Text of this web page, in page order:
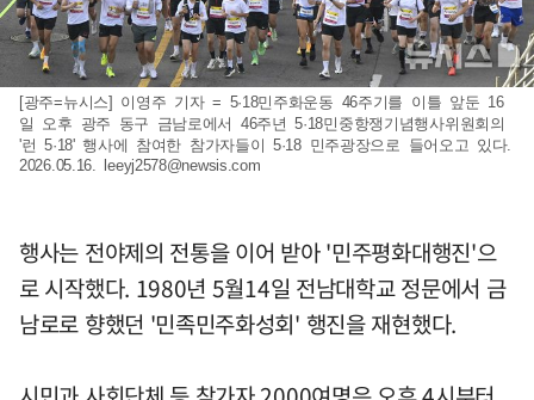
[광주=뉴시스] 이영주 기자 = 5·18민주화운동 46주기를 이틀 앞둔 16
일 오후 광주 동구 금남로에서 46주년 5·18민중항쟁기념행사위원회의
'런 5·18' 행사에 참여한 참가자들이 5·18 민주광장으로 들어오고 있다.
2026.05.16.
leeyj2578@newsis.com
행사는 전야제의 전통을 이어 받아 '민주평화대행진'으
로 시작했다. 1980년 5월14일 전남대학교 정문에서 금
남로로 향했던 '민족민주화성회' 행진을 재현했다.